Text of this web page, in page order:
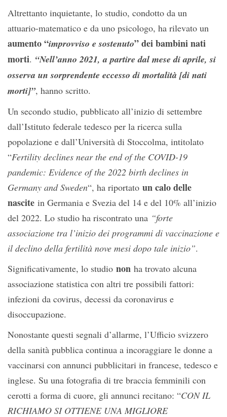
Altrettanto inquietante, lo studio, condotto da un
attuario-matematico e da uno psicologo, ha rilevato un
aumento “improvviso e sostenuto” dei bambini nati
morti. “Nell’anno 2021, a partire dal mese di aprile, si
osserva un sorprendente eccesso di mortalità [di nati
morti]”, hanno scritto.
Un secondo studio, pubblicato all’inizio di settembre
dall’Istituto federale tedesco per la ricerca sulla
popolazione e dall’Università di Stoccolma, intitolato
“Fertility declines near the end of the COVID-19
pandemic: Evidence of the 2022 birth declines in
Germany and Sweden“, ha riportato un calo delle
nascite in Germania e Svezia del 14 e del 10% all’inizio
del 2022. Lo studio ha riscontrato una “forte
associazione tra l’inizio dei programmi di vaccinazione e
il declino della fertilità nove mesi dopo tale inizio”.
Significativamente, lo studio non ha trovato alcuna
associazione statistica con altri tre possibili fattori:
infezioni da covirus, decessi da coronavirus e
disoccupazione.
Nonostante questi segnali d’allarme, l’Ufficio svizzero
della sanità pubblica continua a incoraggiare le donne a
vaccinarsi con annunci pubblicitari in francese, tedesco e
inglese. Su una fotografia di tre braccia femminili con
cerotti a forma di cuore, gli annunci recitano: “CON IL
RICHIAMO SI OTTIENE UNA MIGLIORE